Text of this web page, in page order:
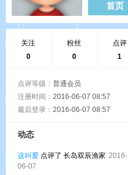
首页
关注
0
粉丝
0
点评
1
点评等级： 普通会员
注册时间： 2016-06-07 08:57
最后登录： 2016-06-07 08:57
动态
这叫爱 点评了 长岛双辰渔家 2016-
06-07